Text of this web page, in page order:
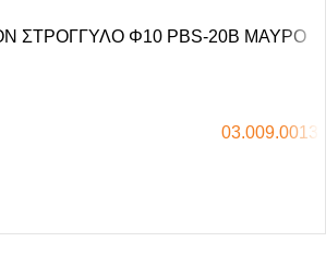
ΣΤΡΟΓΓΥΛΟ Φ10 PBS-20B ΜΑΥΡΟ
03.009.0013